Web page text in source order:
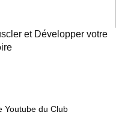
et Développer votre
Youtube du Club